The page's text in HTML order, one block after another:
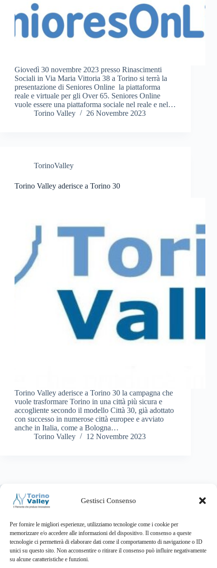
Gestisci Consenso
Per fornire le migliori esperienze, utilizziamo tecnologie come i cookie per
memorizzare e/o accedere alle informazioni del dispositivo. Il consenso a queste
tecnologie ci permetterà di elaborare dati come il comportamento di navigazione o ID
unici su questo sito. Non acconsentire o ritirare il consenso può influire negativamente
su alcune caratteristiche e funzioni.
Giovedì 30 novembre 2023 presso Rinascimenti
Sociali in Via Maria Vittoria 38 a Torino si terrà la
presentazione di Seniores Online la piattaforma
reale e virtuale per gli Over 65. Seniores Online
vuole essere una piattaforma sociale nel reale e nel…
Torino Valley
26 Novembre 2023
TorinoValley
Torino Valley aderisce a Torino 30
Torino Valley aderisce a Torino 30 la campagna che
vuole trasformare Torino in una città più sicura e
accogliente secondo il modello Città 30, già adottato
con successo in numerose città europee e avviato
anche in Italia, come a Bologna…
Torino Valley
12 Novembre 2023
PREC
Associazione